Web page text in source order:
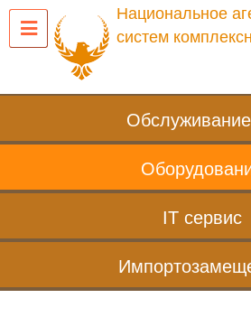
Национальное
систем
IT сервис